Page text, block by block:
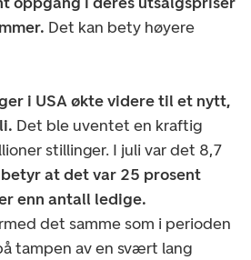
Det kan bety høyere
i USA økte videre til et nytt,
Det ble uventet en kraftig
stillinger. I juli var det 8,7
at det var 25 prosent
enn antall ledige.
det samme som i perioden
tampen av en svært lang